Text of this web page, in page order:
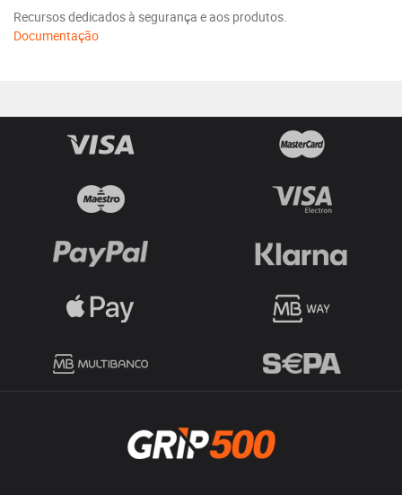
Recursos dedicados à segurança e aos produtos.
Documentação